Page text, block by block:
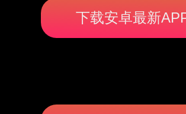
下载安卓最新